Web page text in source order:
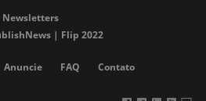
Newsletters
| Flip 2022
Anuncie FAQ Contato